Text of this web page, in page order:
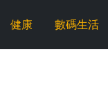
健康 數碼生活